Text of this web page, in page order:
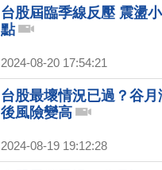
台股屆臨季線反壓 震盪
點
2024-08-20 17:54:21
台股最壞情況已過？谷
後風險變高
2024-08-19 19:12:28